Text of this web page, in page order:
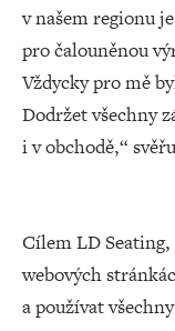
v našem regionu
pro čalouněnou
Vždycky pro mě
Dodržet všechny
i v obchodě,“
Cílem LD
webových
a používat